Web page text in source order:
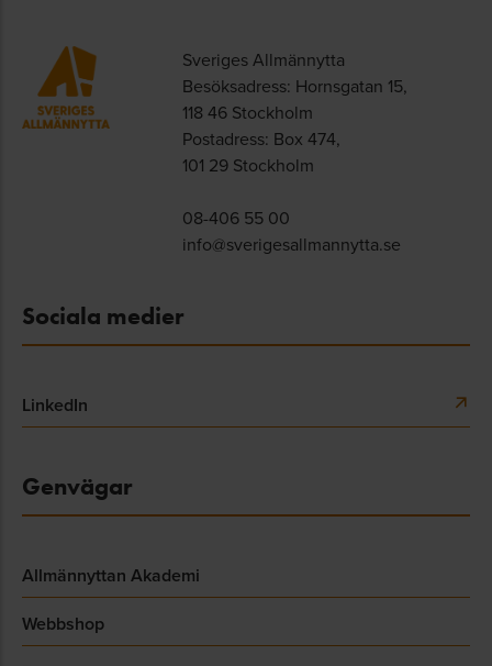
Sveriges Allmännytta
Besöksadress: Hornsgatan 15,
118 46 Stockholm
Postadress: Box 474,
101 29 Stockholm
08-406 55 00
info@sverigesallmannytta.se
Sociala medier
LinkedIn
Genvägar
Allmännyttan Akademi
Webbshop